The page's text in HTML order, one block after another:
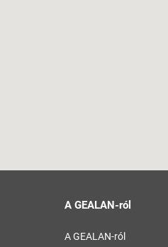
A GEALAN-ról
A GEALAN-ról